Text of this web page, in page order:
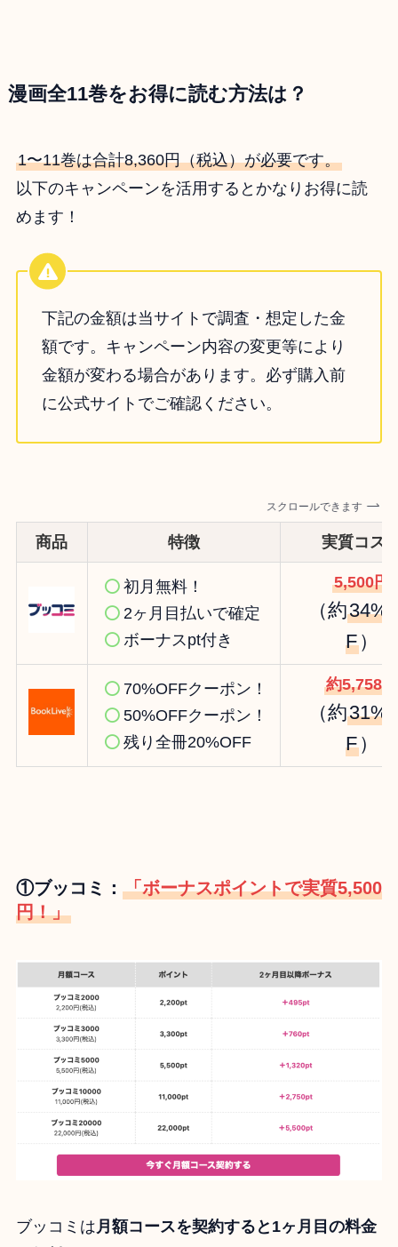
漫画全11巻をお得に読む方法は？
1〜11巻は合計8,360円（税込）が必要です。
以下のキャンペーンを活用するとかなりお得に読
めます！
下記の金額は当サイトで調査・想定した金
額です。キャンペーン内容の変更等により
金額が変わる場合があります。必ず購入前
に公式サイトでご確認ください。
スクロールできます
商品 特徴 実質コス
初月無料！
2ヶ月目払いで確定
ボーナスpt付き
5,500円
（約
F）
70%OFFクーポン！
50%OFFクーポン！
残り全冊20%OFF
約5,758円
（約
F）
①ブッコミ： 「ボーナスポイントで実質5,500
円！」
ブッコミは月額コースを契約すると1ヶ月目の料金